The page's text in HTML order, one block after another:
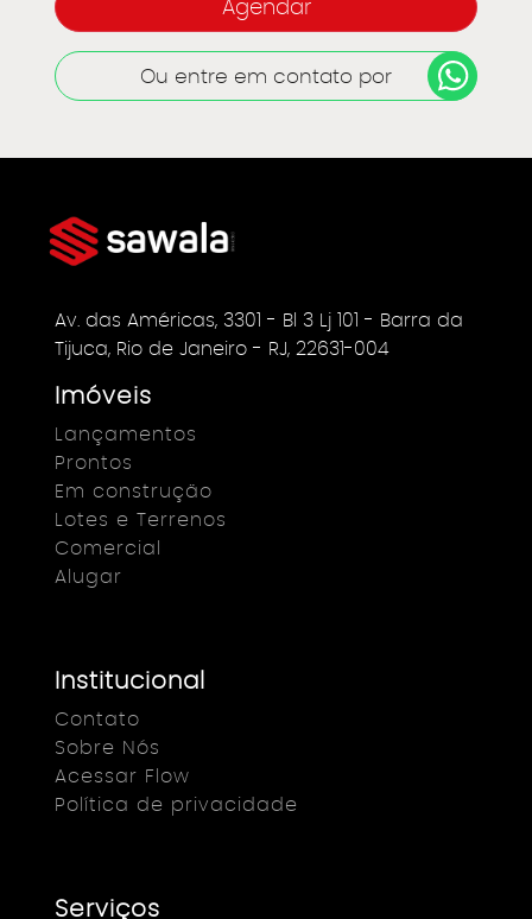
Ou entre em contato por
Av. das Américas, 3301 - Bl 3 Lj 101 - Barra da
Tijuca, Rio de Janeiro - RJ, 22631-004
Imóveis
Lançamentos
Prontos
Em construção
Lotes e Terrenos
Comercial
Alugar
Institucional
Contato
Sobre Nós
Acessar Flow
Política de privacidade
Serviços